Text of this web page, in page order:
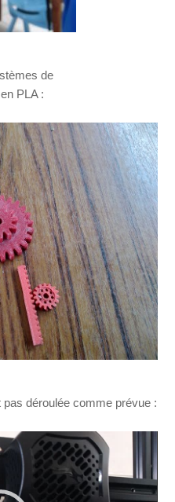
de
PLA :
pas déroulée comme prévue :